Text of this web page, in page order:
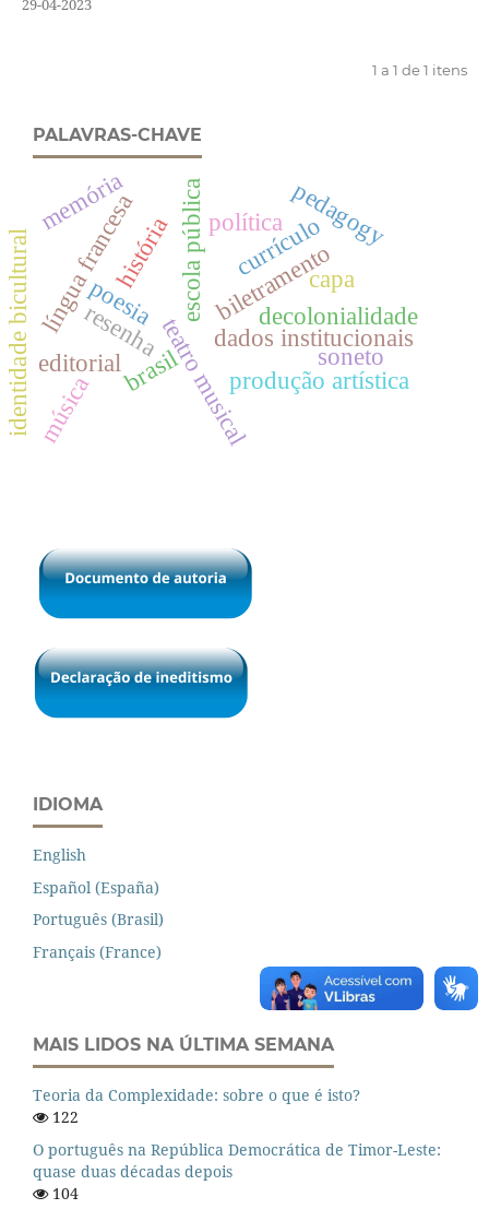
29-04-2023
1 a 1 de 1 itens
PALAVRAS-CHAVE
teatro musical
brasil
história
resenha
editorial
língua francesa escola pública currículo
memória
dados institucionais
produção artística
biletramento
identidade bicultural capa
poesia
música
soneto
pedagogy
política
decolonialidade
IDIOMA
English
Español (España)
Português (Brasil)
Français (France)
MAIS LIDOS NA ÚLTIMA SEMANA
Teoria da Complexidade: sobre o que é isto?
122
O português na República Democrática de Timor-Leste:
quase duas décadas depois
104